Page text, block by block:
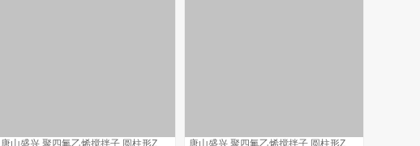
唐山盛兴 聚四氟乙烯搅拌子 圆柱形Z
唐山盛兴 聚四氟乙烯搅拌子 圆柱形Z